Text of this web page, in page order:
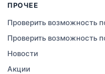
Правда
Свободное
ПРОЧЕЕ
Проверить возможность
Проверить возможность
Новости
Акции